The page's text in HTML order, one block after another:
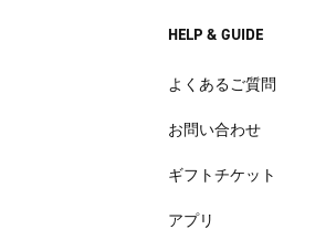
HELP & GUIDE
よくあるご質問
お問い合わせ
ギフトチケット
アプリ